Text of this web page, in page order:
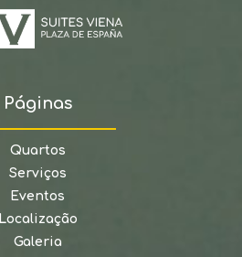
Páginas
Quartos
Serviços
Eventos
Localização
Galeria